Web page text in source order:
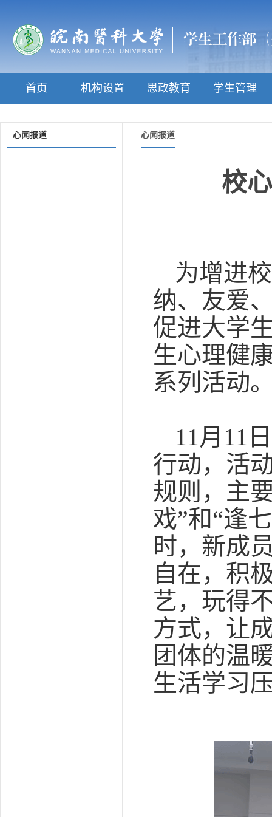
首页 机构设置 思政教育 学生管理
心闻报道 心闻报道
校
为增进
纳、友爱
促进大学
生心理健
系列活动
11月11
行动，活
规则，主
戏”和“逢
时，新成
自在，积
艺，玩得
方式，让
团体的温
生活学习